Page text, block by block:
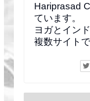
Hariprasad
ています。
ヨガとイン
複数サイトで